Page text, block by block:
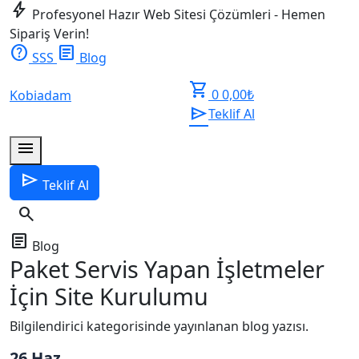
bolt Profesyonel Hazır Web Sitesi Çözümleri - Hemen
Sipariş Verin!
help SSS article Blog
Kobiadam shopping_cart 00,00₺
sendTeklif Al
menu
send Teklif Al
search
article Blog
Paket Servis Yapan İşletmeler
İçin Site Kurulumu
Bilgilendirici kategorisinde yayınlanan blog yazısı.